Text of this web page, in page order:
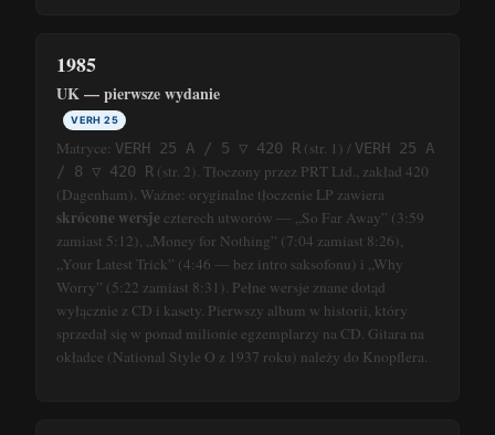
1985
UK — pierwsze wydanie
VERH 25
Matryce: VERH 25 A / 5 ▽ 420 R (str. 1) / VERH 25 A
/ 8 ▽ 420 R (str. 2). Tłoczony przez PRT Ltd., zakład 420
(Dagenham). Ważne: oryginalne tłoczenie LP zawiera
skrócone wersje czterech utworów — „So Far Away” (3:59
zamiast 5:12), „Money for Nothing” (7:04 zamiast 8:26),
„Your Latest Trick” (4:46 — bez intro saksofonu) i „Why
Worry” (5:22 zamiast 8:31). Pełne wersje znane dotąd
wyłącznie z CD i kasety. Pierwszy album w historii, który
sprzedał się w ponad milionie egzemplarzy na CD. Gitara na
okładce (National Style O z 1937 roku) należy do Knopflera.